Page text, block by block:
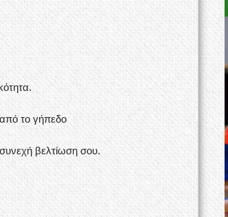
το γήπεδο
βελτίωση σου.